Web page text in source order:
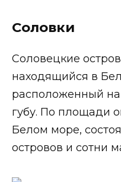
Соловки
Соловецкие
находящийся в
расположенный
губу. По площади
Белом море,
островов и сотни